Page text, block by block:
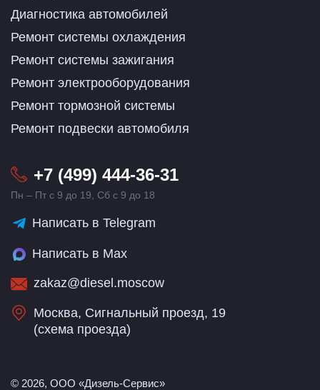
Диагностика автомобилей
Ремонт системы охлаждения
Ремонт системы зажигания
Ремонт электрооборудования
Ремонт тормозной системы
Ремонт подвески автомобиля
+7 (499) 444-36-31
Пн – Пт с 9 до 19, Сб с 9 до 18
Написать в Telegram
Написать в Max
zakaz@diesel.moscow
Москва, Сигнальный проезд, 19
(схема проезда)
© 2026, ООО «Дизель-Сервис»